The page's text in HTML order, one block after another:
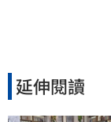
延伸閱讀